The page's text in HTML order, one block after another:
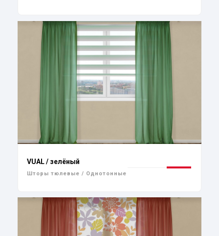
VUAL / зелёный
Шторы тюлевые / Однотонные